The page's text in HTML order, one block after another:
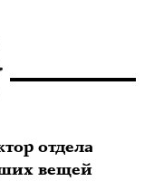
отдела
вещей